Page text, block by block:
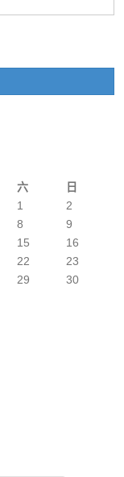
六 日
1
2
8
9
15
16
22
23
29
30